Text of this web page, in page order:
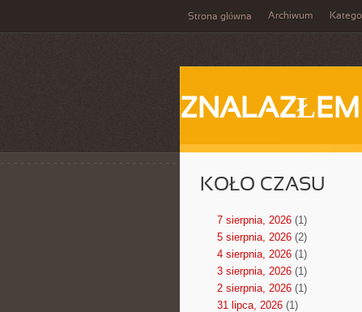
Strona główna Archiwum
ZNALAZŁEM
KOŁO CZASU
7 sierpnia, 2026(1)
5 sierpnia, 2026(2)
4 sierpnia, 2026(1)
3 sierpnia, 2026(1)
2 sierpnia, 2026(1)
31 lipca, 2026(1)